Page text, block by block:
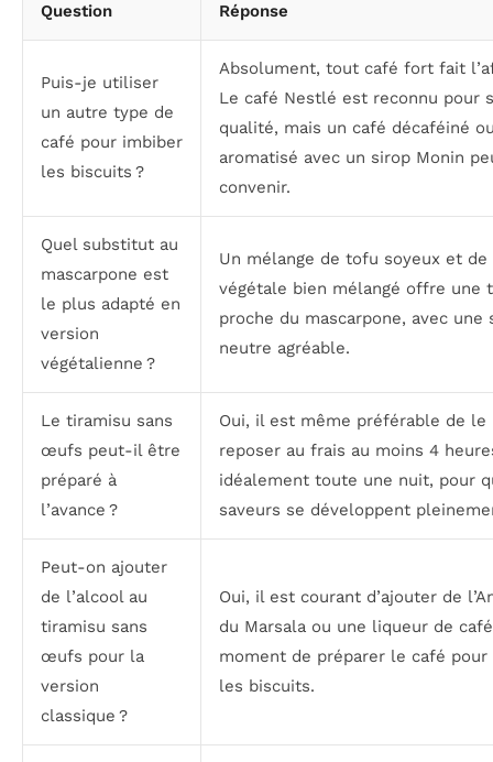
Question Réponse
Puis-je utiliser
un autre type de
café pour imbiber
les biscuits ?
Absolument, tout café fort fait
Le café Nestlé est reconnu pour
qualité, mais un café décaféiné
aromatisé avec un sirop Monin
convenir.
Quel substitut au
mascarpone est
le plus adapté en
version
végétalienne ?
Un mélange de tofu soyeux et de
végétale bien mélangé offre une
proche du mascarpone, avec une
neutre agréable.
Le tiramisu sans
œufs peut-il être
préparé à
l’avance ?
Oui, il est même préférable de le
reposer au frais au moins 4
idéalement toute une nuit, pour
saveurs se développent
Peut-on ajouter
de l’alcool au
tiramisu sans
œufs pour la
version
classique ?
Oui, il est courant d’ajouter de
du Marsala ou une liqueur de
moment de préparer le café pour
les biscuits.